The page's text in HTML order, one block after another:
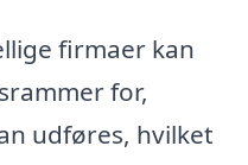
firmaer kan
for,
udføres, hvilket